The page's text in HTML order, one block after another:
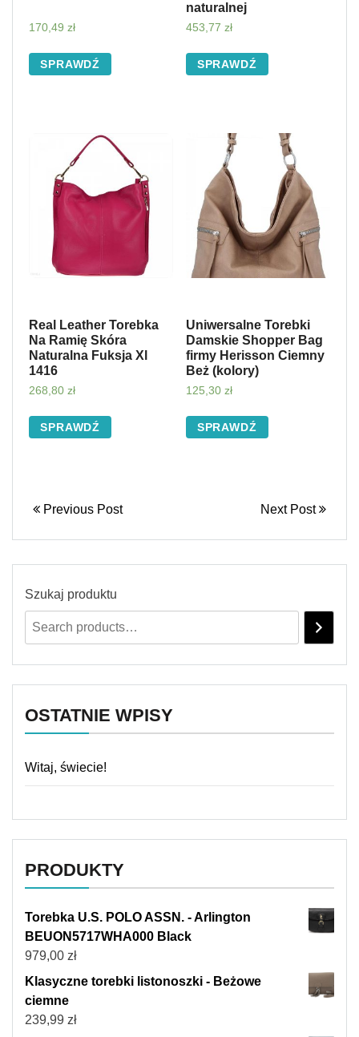
170,49 zł
SPRAWDŹ
naturalnej
453,77 zł
SPRAWDŹ
Real Leather Torebka
Na Ramię Skóra
Naturalna Fuksja Xl
1416
268,80 zł
SPRAWDŹ
Uniwersalne Torebki
Damskie Shopper Bag
firmy Herisson Ciemny
Beż (kolory)
125,30 zł
SPRAWDŹ
Previous Post Next Post
Szukaj produktu
OSTATNIE WPISY
Witaj, świecie!
PRODUKTY
Torebka U.S. POLO ASSN. - Arlington
BEUON5717WHA000 Black
979,00 zł
Klasyczne torebki listonoszki - Beżowe
ciemne
239,99 zł